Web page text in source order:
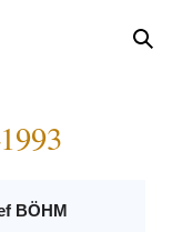
BÖHM